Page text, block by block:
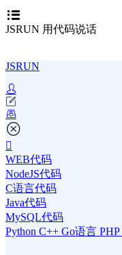
JSRUN 用代码说话
JSRUN
WEB代码
NodeJS代码
C语言代码
Java代码
MySQL代码
Python C++ Go语言 PHP